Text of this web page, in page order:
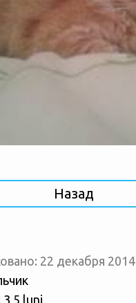
Назад
22 декабря 2014
3,5 luni